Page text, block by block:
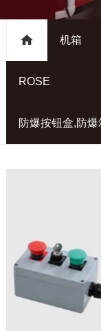
机箱
ROSE
防爆按钮盒,防